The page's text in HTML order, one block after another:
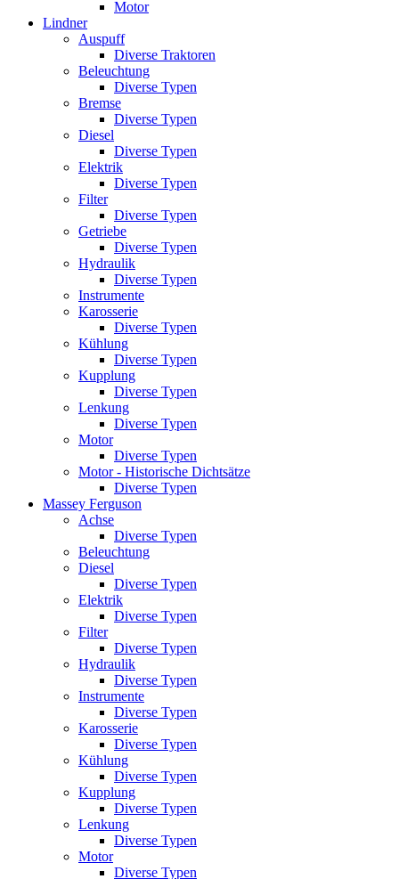
Motor
Lindner
Auspuff
Diverse Traktoren
Beleuchtung
Diverse Typen
Bremse
Diverse Typen
Diesel
Diverse Typen
Elektrik
Diverse Typen
Filter
Diverse Typen
Getriebe
Diverse Typen
Hydraulik
Diverse Typen
Instrumente
Karosserie
Diverse Typen
Kühlung
Diverse Typen
Kupplung
Diverse Typen
Lenkung
Diverse Typen
Motor
Diverse Typen
Motor - Historische Dichtsätze
Diverse Typen
Massey Ferguson
Achse
Diverse Typen
Beleuchtung
Diesel
Diverse Typen
Elektrik
Diverse Typen
Filter
Diverse Typen
Hydraulik
Diverse Typen
Instrumente
Diverse Typen
Karosserie
Diverse Typen
Kühlung
Diverse Typen
Kupplung
Diverse Typen
Lenkung
Diverse Typen
Motor
Diverse Typen